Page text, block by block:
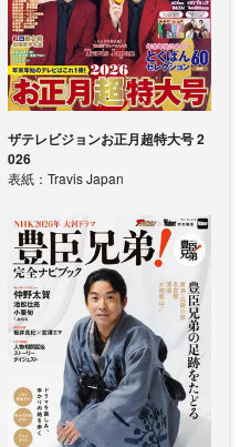
ザテレビジョンお正月超特大号 2
026
表紙：Travis Japan